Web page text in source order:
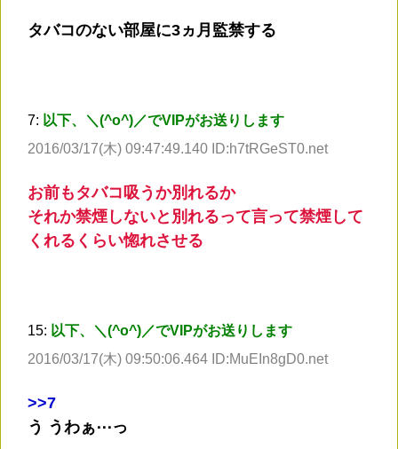
タバコのない部屋に3ヵ月監禁する
7: 以下、＼(^o^)／でVIPがお送りします
2016/03/17(木) 09:47:49.140 ID:h7tRGeST0.net
お前もタバコ吸うか別れるか
それか禁煙しないと別れるって言って禁煙して
くれるくらい惚れさせる
15: 以下、＼(^o^)／でVIPがお送りします
2016/03/17(木) 09:50:06.464 ID:MuEIn8gD0.net
>>7
う うわぁ⋯っ